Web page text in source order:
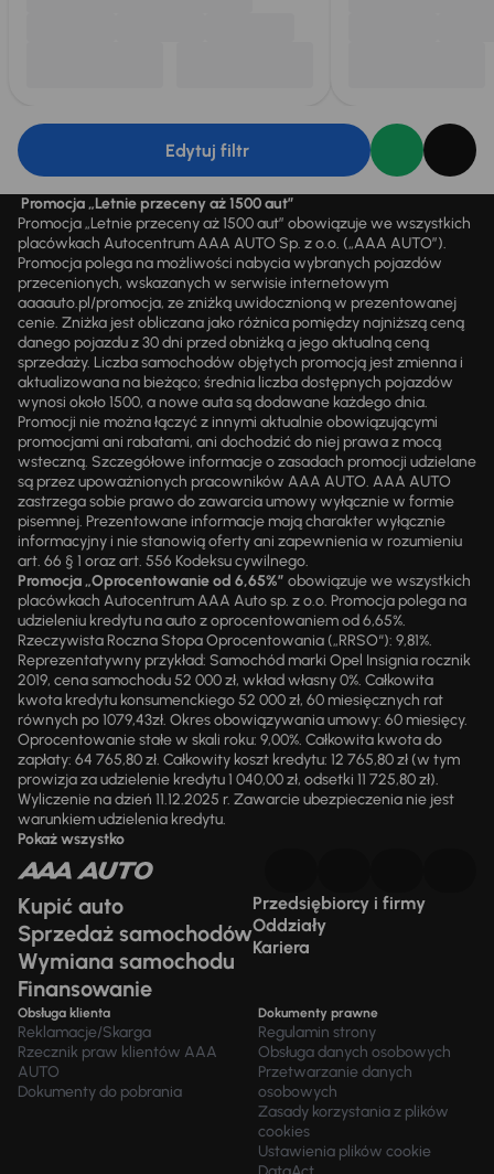
Edytuj filtr
Promocja „Letnie przeceny aż 1500 aut”
Promocja „Letnie przeceny aż 1500 aut” obowiązuje we wszystkich
placówkach Autocentrum AAA AUTO Sp. z o.o. („AAA AUTO”).
Promocja polega na możliwości nabycia wybranych pojazdów
przecenionych, wskazanych w serwisie internetowym
aaaauto.pl/promocja, ze zniżką uwidocznioną w prezentowanej
cenie. Zniżka jest obliczana jako różnica pomiędzy najniższą ceną
danego pojazdu z 30 dni przed obniżką a jego aktualną ceną
sprzedaży. Liczba samochodów objętych promocją jest zmienna i
aktualizowana na bieżąco; średnia liczba dostępnych pojazdów
wynosi około 1500, a nowe auta są dodawane każdego dnia.
Promocji nie można łączyć z innymi aktualnie obowiązującymi
promocjami ani rabatami, ani dochodzić do niej prawa z mocą
wsteczną. Szczegółowe informacje o zasadach promocji udzielane
są przez upoważnionych pracowników AAA AUTO. AAA AUTO
zastrzega sobie prawo do zawarcia umowy wyłącznie w formie
pisemnej. Prezentowane informacje mają charakter wyłącznie
informacyjny i nie stanowią oferty ani zapewnienia w rozumieniu
art. 66 § 1 oraz art. 556 Kodeksu cywilnego.
Promocja „Oprocentowanie od 6,65%” obowiązuje we wszystkich
placówkach Autocentrum AAA Auto sp. z o.o. Promocja polega na
udzieleniu kredytu na auto z oprocentowaniem od 6,65%.
Rzeczywista Roczna Stopa Oprocentowania („RRSO“): 9,81%.
Reprezentatywny przykład: Samochód marki Opel Insignia rocznik
2019, cena samochodu 52 000 zł, wkład własny 0%. Całkowita
kwota kredytu konsumenckiego 52 000 zł, 60 miesięcznych rat
równych po 1079,43zł. Okres obowiązywania umowy: 60 miesięcy.
Oprocentowanie stałe w skali roku: 9,00%. Całkowita kwota do
zapłaty: 64 765,80 zł. Całkowity koszt kredytu: 12 765,80 zł (w tym
prowizja za udzielenie kredytu 1 040,00 zł, odsetki 11 725,80 zł).
Wyliczenie na dzień 11.12.2025 r. Zawarcie ubezpieczenia nie jest
warunkiem udzielenia kredytu.
Pokaż wszystko
Kupić auto
Sprzedaż samochodów
Wymiana samochodu
Finansowanie
Przedsiębiorcy i firmy
Oddziały
Kariera
Obsługa klienta
Reklamacje/Skarga
Rzecznik praw klientów AAA
AUTO
Dokumenty do pobrania
Dokumenty prawne
Regulamin strony
Obsługa danych osobowych
Przetwarzanie danych
osobowych
Zasady korzystania z plików
cookies
Ustawienia plików cookie